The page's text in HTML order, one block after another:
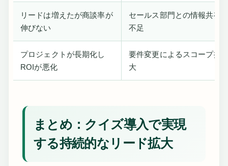
リードは増えたが商談率が
伸びない
セールス部門との情報共有
不足
プロジェクトが長期化し
ROIが悪化
要件変更によるスコープ拡
大
まとめ：クイズ導入で実現
する持続的なリード拡大